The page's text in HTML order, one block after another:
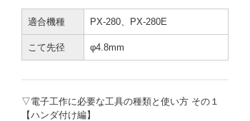
適合機種 PX-280、PX-280E
こて先径 φ4.8mm
▽電子工作に必要な工具の種類と使い方 その１
【ハンダ付け編】